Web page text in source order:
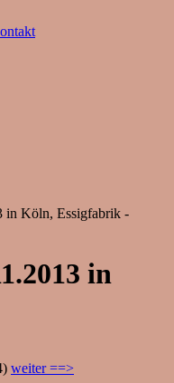
in Köln, Essigfabrik -
in
weiter ==>